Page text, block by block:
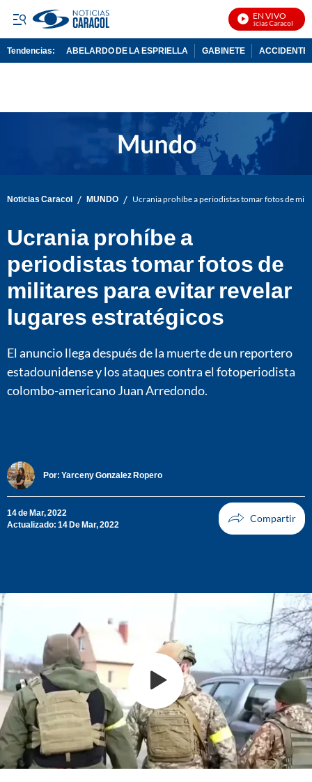
EN VIVO
Noticias Caracol En
Tendencias: ABELARDO DE LA ESPRIELLA GABINETE ACCIDENTE
Noticias Caracol / MUNDO / Ucrania prohíbe a periodistas tomar fotos de
Ucrania prohíbe a
periodistas tomar fotos de
militares para evitar revelar
lugares estratégicos
El anuncio llega después de la muerte de un reportero
estadounidense y los ataques contra el fotoperiodista
colombo-americano Juan Arredondo.
Por: Yarceny Gonzalez Ropero
14 de Mar, 2022
Actualizado: 14 De Mar, 2022